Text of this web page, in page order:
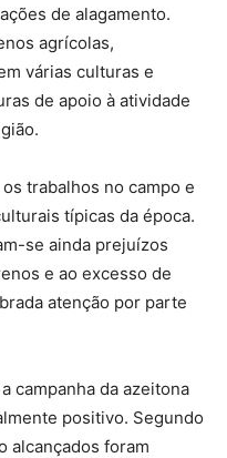
de alagamento.
agrícolas,
várias culturas e
de apoio à atividade
trabalhos no campo e
típicas da época.
se ainda prejuízos
e ao excesso de
atenção por parte
campanha da azeitona
positivo. Segundo
alcançados foram